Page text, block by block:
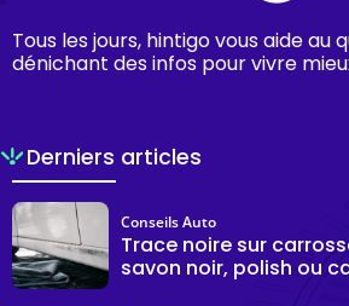
Tous les jours, hintigo vous aide au
dénichant des infos pour vivre
Derniers articles
Trace noire sur
savon noir, polish ou
Conseils Auto